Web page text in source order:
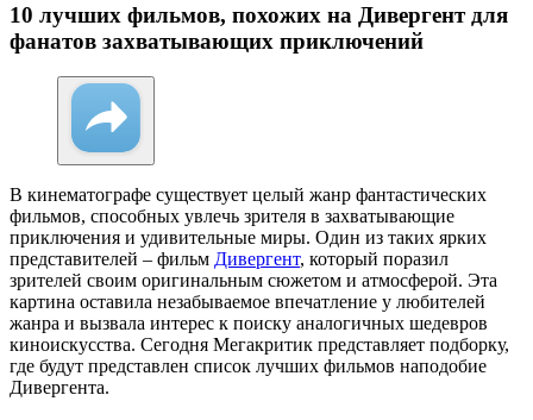
10 лучших фильмов, похожих на Дивергент для
фанатов захватывающих приключений
В кинематографе существует целый жанр фантастических
фильмов, способных увлечь зрителя в захватывающие
приключения и удивительные миры. Один из таких ярких
представителей – фильм Дивергент, который поразил
зрителей своим оригинальным сюжетом и атмосферой. Эта
картина оставила незабываемое впечатление у любителей
жанра и вызвала интерес к поиску аналогичных шедевров
киноискусства. Сегодня Мегакритик представляет подборку,
где будут представлен список лучших фильмов наподобие
Дивергента.